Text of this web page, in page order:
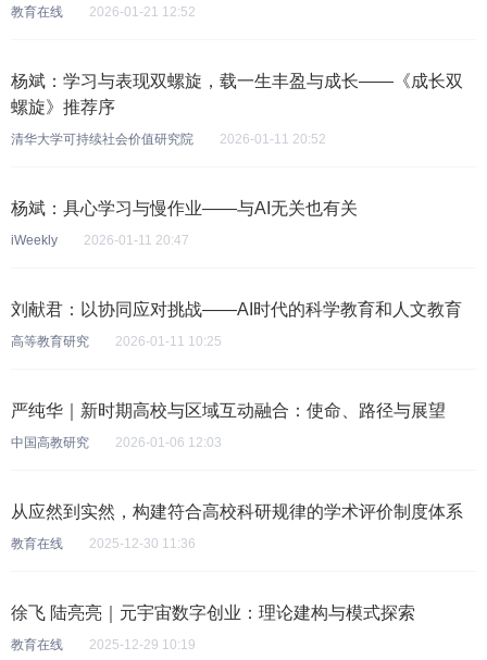
教育在线 2026-01-21 12:52
杨斌：学习与表现双螺旋，载一生丰盈与成长——《成长双
螺旋》推荐序
清华大学可持续社会价值研究院 2026-01-11 20:52
杨斌：具心学习与慢作业——与AI无关也有关
iWeekly 2026-01-11 20:47
刘献君：以协同应对挑战——AI时代的科学教育和人文教育
高等教育研究 2026-01-11 10:25
严纯华｜新时期高校与区域互动融合：使命、路径与展望
中国高教研究 2026-01-06 12:03
从应然到实然，构建符合高校科研规律的学术评价制度体系
教育在线 2025-12-30 11:36
徐飞 陆亮亮｜元宇宙数字创业：理论建构与模式探索
教育在线 2025-12-29 10:19